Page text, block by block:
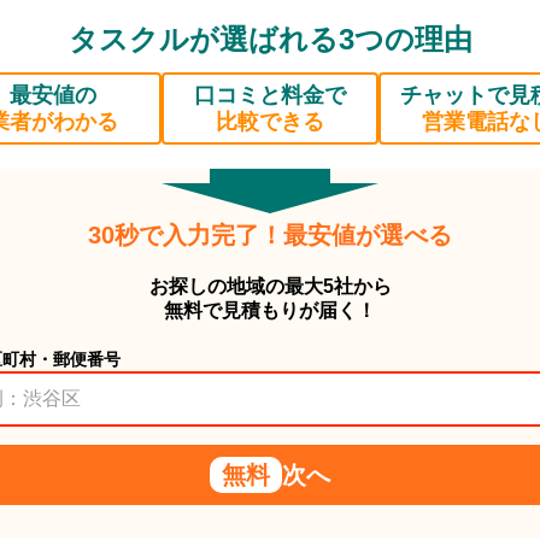
タスクルが選ばれる3つの理由
最安値の
者がわかる
口コミと料金で
比較できる
チャットで見
営業電話な
30秒で入力完了！最安値が選べる
お探しの地域の最大5社から
無料で見積もりが届く！
村・郵便番号
無料 次へ